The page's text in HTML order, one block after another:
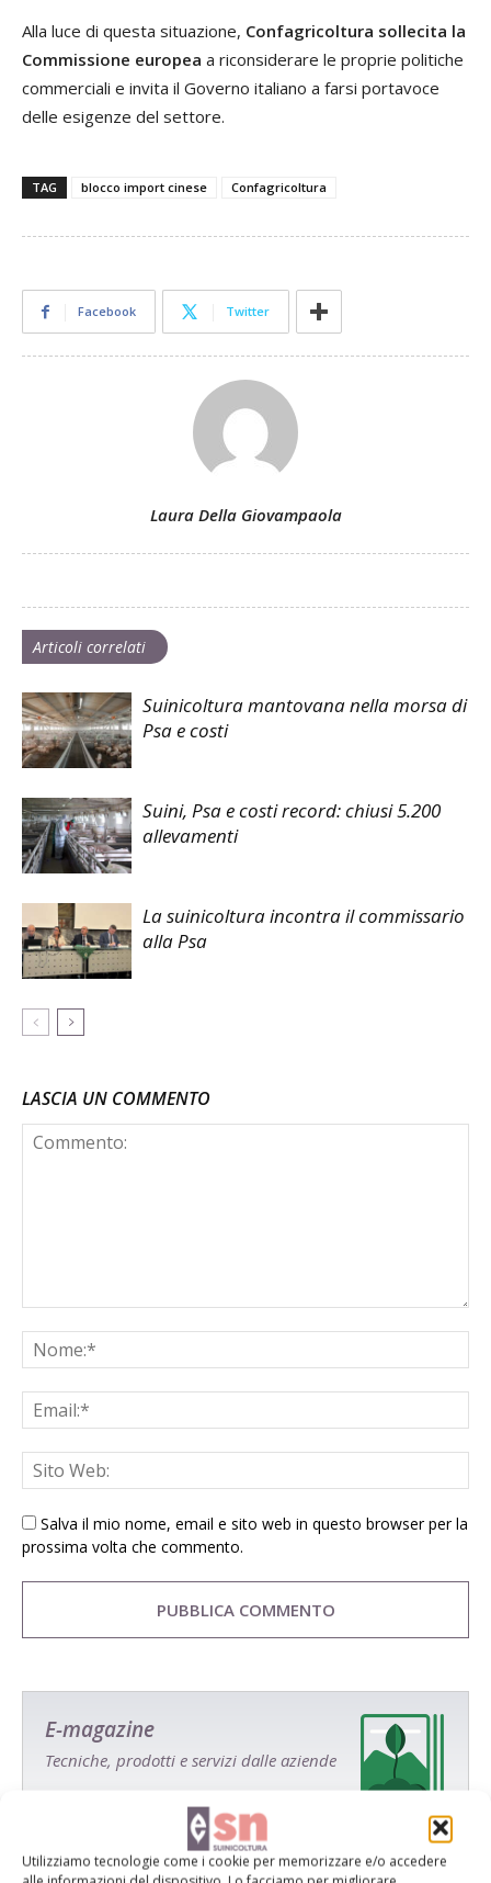
Utilizziamo tecnologie come i cookie per memorizzare e/o accedere
Alla luce di questa situazione, Confagricoltura sollecita la
Commissione europea a riconsiderare le proprie politiche
commerciali e invita il Governo italiano a farsi portavoce
delle esigenze del settore.
TAG blocco import cinese Confagricoltura
Facebook Twitter
Laura Della Giovampaola
Articoli correlati
Suinicoltura mantovana nella morsa di
Psa e costi
Suini, Psa e costi record: chiusi 5.200
allevamenti
La suinicoltura incontra il commissario
alla Psa
LASCIA UN COMMENTO
Salva il mio nome, email e sito web in questo browser per la
prossima volta che commento.
E-magazine
Tecniche, prodotti e servizi dalle aziende